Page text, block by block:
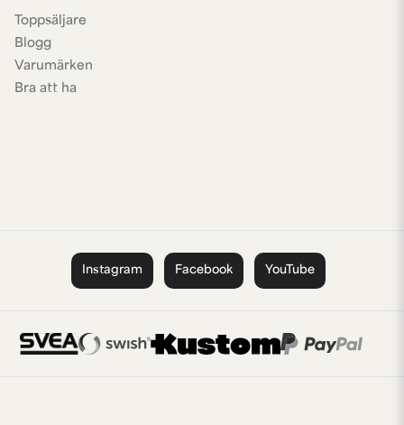
Toppsäljare
Blogg
Varumärken
Bra att ha
Instagram Facebook YouTube